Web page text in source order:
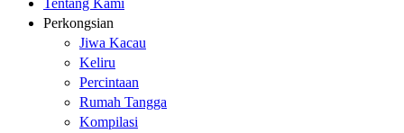
Tentang Kami
Perkongsian
Jiwa Kacau
Keliru
Percintaan
Rumah Tangga
Kompilasi